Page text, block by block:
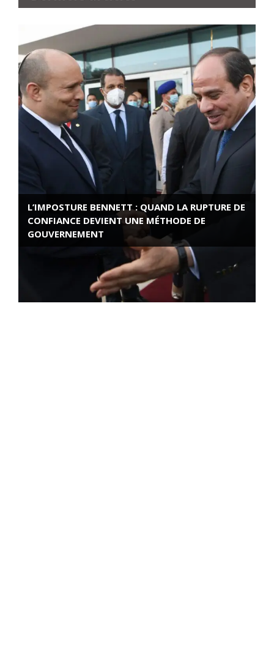
L’IMPOSTURE BENNETT : QUAND LA RUPTURE DE
CONFIANCE DEVIENT UNE MÉTHODE DE
GOUVERNEMENT
ROSE VALLAND, HEROÏNE DE LA RESISTANCE